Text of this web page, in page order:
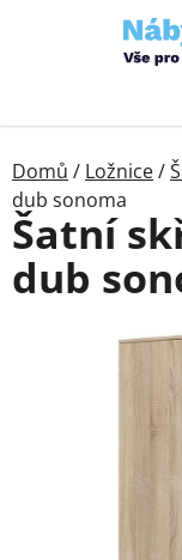
Domů / Ložnice/
dub sonoma
Šatní
dub